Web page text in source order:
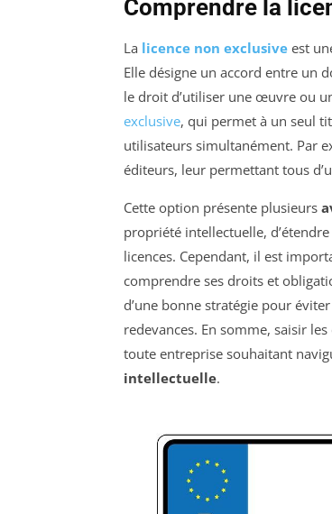
Comprendre la
La licence non exclusive est
Elle désigne un accord entre un
le droit d’utiliser une œuvre ou
exclusive, qui permet à un seul
utilisateurs simultanément. Par
éditeurs, leur permettant tous
Cette option présente plusieurs
propriété intellectuelle,
licences. Cependant, il est
comprendre ses droits et
d’une bonne stratégie pour
redevances. En somme, saisir
toute entreprise souhaitant
intellectuelle.